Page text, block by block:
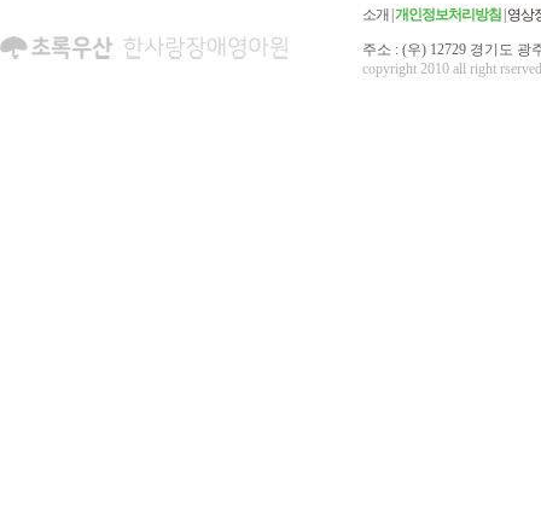
소개 개인정보처리방침 영상
주소 : (우) 12729 경기도 광
copyright 2010 all right